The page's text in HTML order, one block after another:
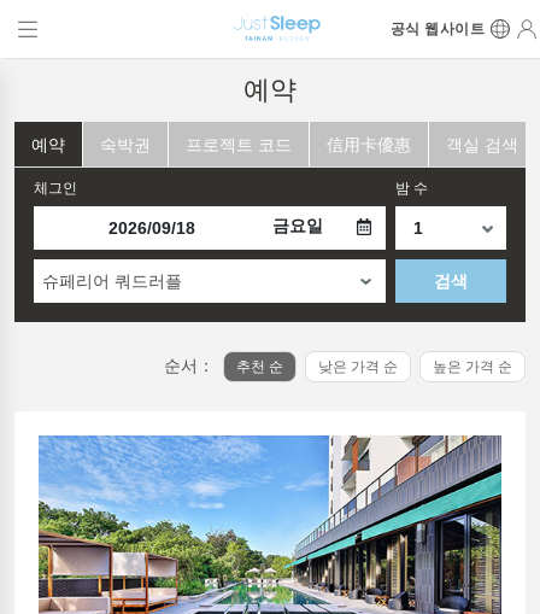
공식 웹사이트
예약
예약 숙박권 프로젝트 코드 信用卡優惠 객실 검색
체그인
금요일
밤 수
슈페리어 쿼드러플 검색
순서： 추천 순 낮은 가격 순 높은 가격 순